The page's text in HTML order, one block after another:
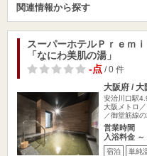
関連情報から探す
スーパーホテルＰｒｅｍ
「なにわ美肌の湯」
-点/ 0 件
大阪府 / 大
安治川口駅
大阪メトロ
／御堂筋線
営業時間
入浴料金 ～
宿泊 単純